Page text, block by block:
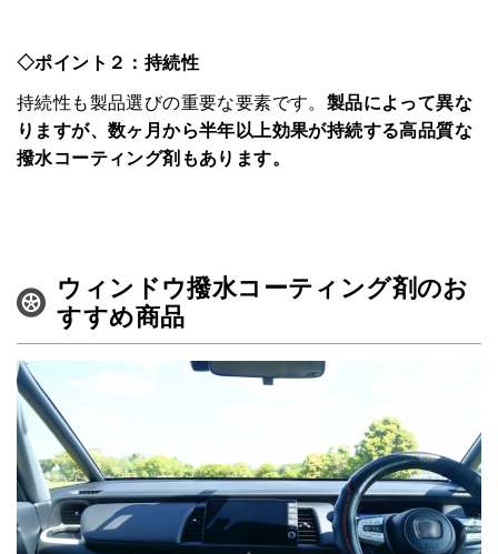
ペットNOW
定額リースプランのご紹介
運営会社
◇ポイント２：持続性
持続性も製品選びの重要な要素です。 製品によって異な
りますが、数ヶ月から半年以上効果が持続する高品質な
撥水コーティング剤もあります。
ウィンドウ撥水コーティング剤のお
すすめ商品